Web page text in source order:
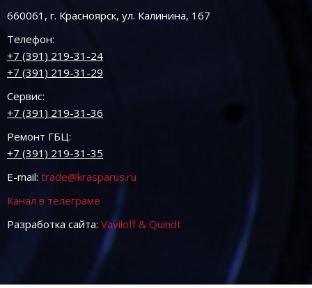
660061, г. Красноярск, ул. Калинина, 167
Телефон:
+7 (391) 219-31-24
+7 (391) 219-31-29
Сервис:
+7 (391) 219-31-36
Ремонт ГБЦ:
+7 (391) 219-31-35
E-mail: trade@krasparus.ru
Канал в телеграме
Разработка сайта: Vaviloff & Quindt